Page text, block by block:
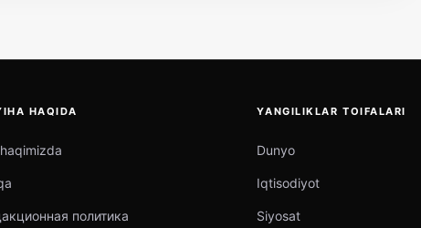
HAQIDA
политика
YANGILIKLAR TOIFALARI
Dunyo
Iqtisodiyot
Siyosat